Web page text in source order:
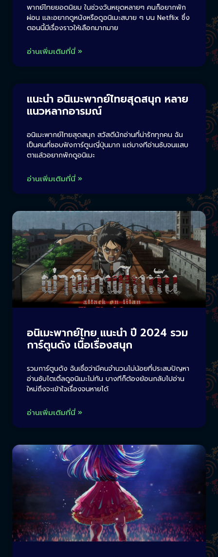
พากย์ไทยยอดนิยม ในช่วงวันหยุดหลายๆ คนก็อยากพัก
ผ่อน และอยากดูหนังหรือดูอนิเมะสบาย ๆ บน Netflix ซึ่ง
ตอนนี้มีเรื่องราวให้เลือกมากมาย
อ่านเพิ่มเติมที่นี่ »
แนะนำ อนิเมะพากย์ไทยสุดสนุก หลาย
แนวหลากอารมณ์
อนิเมะพากย์ไทยสุดสนุก สวัสดีนักอ่านที่น่ารักทุกคน ฉัน
เป็นคนที่ชอบฟังการ์ตูนญี่ปุ่นมาก แต่บางทีอ่านซับจนแสบ
ตาแล้วอยากพักดูอนิเมะ
อ่านเพิ่มเติมที่นี่ »
อนิเมะพากย์ไทย แนะนำ ปี 2024 รวม
การ์ตูนดัง เนื้อเรื่องสนุก
รวมการ์ตูนดัง ฉันเชื่อว่ามีคนจำนวนไม่น้อยที่ประสบปัญหา
อ่านซับไตเติ้ลดูอนิเมะไม่ทัน บางทีก็ต้องย้อนกลับไปอ่าน
ใหม่ถึงจะเข้าใจเรื่องจนหายได้
อ่านเพิ่มเติมที่นี่ »